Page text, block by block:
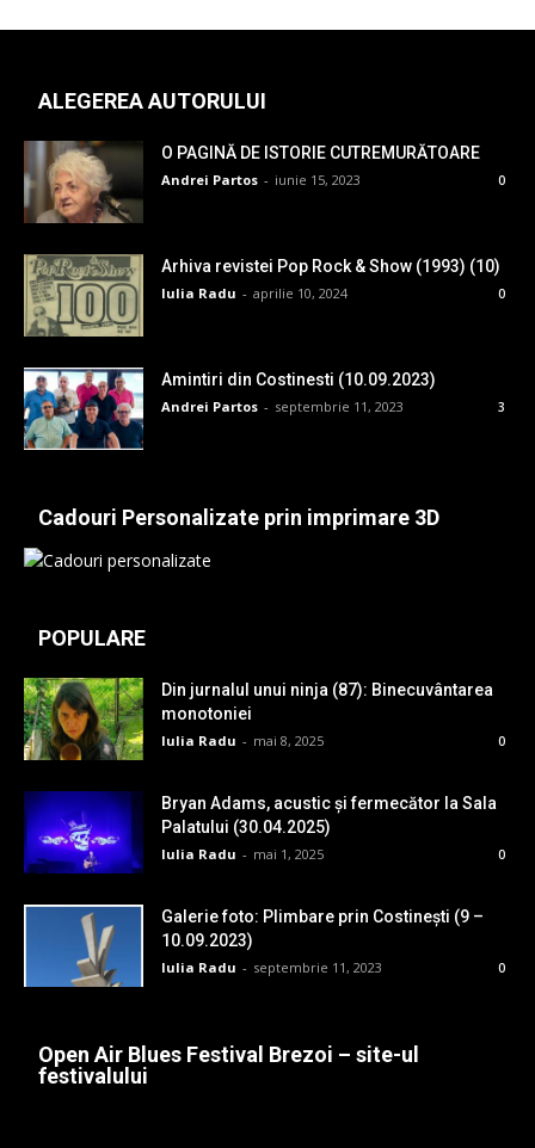
ALEGEREA AUTORULUI
O PAGINĂ DE ISTORIE CUTREMURĂTOARE
Andrei Partos - iunie 15, 2023 0
Arhiva revistei Pop Rock & Show (1993) (10)
Iulia Radu - aprilie 10, 2024 0
Amintiri din Costinesti (10.09.2023)
Andrei Partos - septembrie 11, 2023 3
Cadouri Personalizate prin imprimare 3D
POPULARE
Din jurnalul unui ninja (87): Binecuvântarea
monotoniei
Iulia Radu - mai 8, 2025 0
Bryan Adams, acustic și fermecător la Sala
Palatului (30.04.2025)
Iulia Radu - mai 1, 2025 0
Galerie foto: Plimbare prin Costinești (9 –
10.09.2023)
Iulia Radu - septembrie 11, 2023 0
Open Air Blues Festival Brezoi – site-ul
festivalului